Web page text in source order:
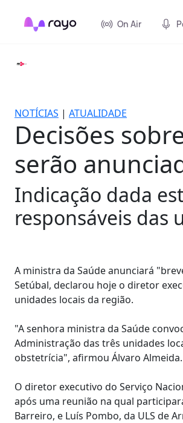
On Air
NOTÍCIAS | ATUALIDADE
Decisões
serão
Indicação dada
responsáveis das
A ministra da Saúde anunciará
Setúbal, declarou hoje o diretor
unidades locais da região.
"A senhora ministra da Saúde
Administração das três unidades
obstetrícia", afirmou Álvaro Almeida.
O diretor executivo do Serviço
após uma reunião na qual
Barreiro, e Luís Pombo, da ULS de